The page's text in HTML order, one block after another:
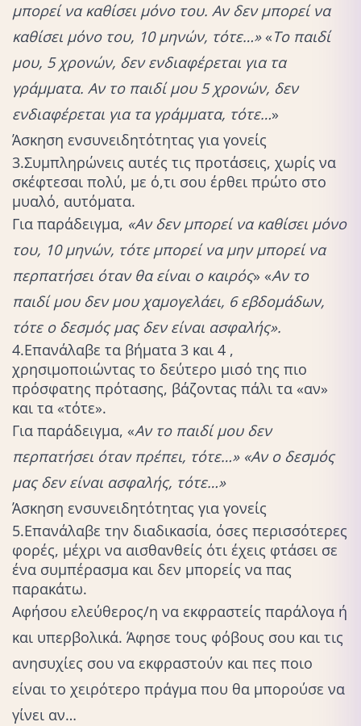
μπορεί να καθίσει μόνο του. Αν δεν μπορεί να
καθίσει μόνο του, 10 μηνών, τότε…»«Το παιδί
μου, 5 χρονών, δεν ενδιαφέρεται για τα
γράμματα. Αν το παιδί μου 5 χρονών, δεν
ενδιαφέρεται για τα γράμματα, τότε…»
Άσκηση ενσυνειδητότητας για γονείς
3.Συμπληρώνεις αυτές τις προτάσεις, χωρίς να
σκέφτεσαι πολύ, με ό,τι σου έρθει πρώτο στο
μυαλό, αυτόματα.
Για παράδειγμα, «Αν δεν μπορεί να καθίσει μόνο
του, 10 μηνών, τότε μπορεί να μην μπορεί να
περπατήσει όταν θα είναι ο καιρός» «Αν το
παιδί μου δεν μου χαμογελάει, 6 εβδομάδων,
τότε ο δεσμός μας δεν είναι ασφαλής».
4.Επανάλαβε τα βήματα 3 και 4 ,
χρησιμοποιώντας το δεύτερο μισό της πιο
πρόσφατης πρότασης, βάζοντας πάλι τα «αν»
και τα «τότε».
Για παράδειγμα, «Αν το παιδί μου δεν
περπατήσει όταν πρέπει, τότε…» «Αν ο δεσμός
μας δεν είναι ασφαλής, τότε…»
Άσκηση ενσυνειδητότητας για γονείς
5.Επανάλαβε την διαδικασία, όσες περισσότερες
φορές, μέχρι να αισθανθείς ότι έχεις φτάσει σε
ένα συμπέρασμα και δεν μπορείς να πας
παρακάτω.
Αφήσου ελεύθερος/η να εκφραστείς παράλογα ή
και υπερβολικά. Άφησε τους φόβους σου και τις
ανησυχίες σου να εκφραστούν και πες ποιο
είναι το χειρότερο πράγμα που θα μπορούσε να
γίνει αν…